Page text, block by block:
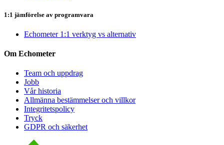
1:1 jämförelse av programvara
Echometer 1:1 verktyg vs alternativ
Om Echometer
Team och uppdrag
Jobb
Vår historia
Allmänna bestämmelser och villkor
Integritetspolicy
Tryck
GDPR och säkerhet